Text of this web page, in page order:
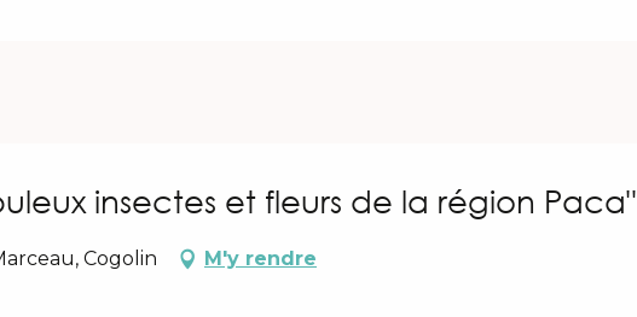
insectes et fleurs de la région Paca"
Cogolin M'y rendre